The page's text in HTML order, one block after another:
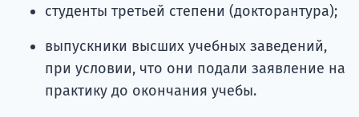
студенты третьей степени (докторантура);
выпускники высших учебных заведений,
при условии, что они подали заявление на
практику до окончания учебы.